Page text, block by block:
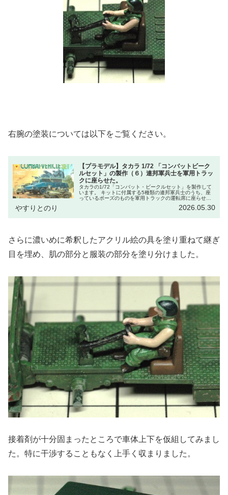
右腕の塗装については以下をご覧ください。
【プラモデル】タカラ 1/72 「コンバットビーク
ルセット」の製作（６）連邦軍兵士を軍用トラッ
クに座らせた。
タカラの1/72「コンバット・ビークルセット」を製作して
います。 キットに付属する5種類の連邦軍兵士のうち、座
っているポーズのものを軍用トラックの運転席に座らせら
水性アクリル絵の具で塗装してみました。立ったポーズも
やすりとのり 2026.05.30
さらに濃いめに希釈したアクリル絵の具を塗り重ねて継ぎ
目を埋め、肌の部分と服装の部分を塗り分けました。
接着剤が十分固まったところで車体上下を仮組してみまし
た。特に干渉することもなく上手く収まりました。